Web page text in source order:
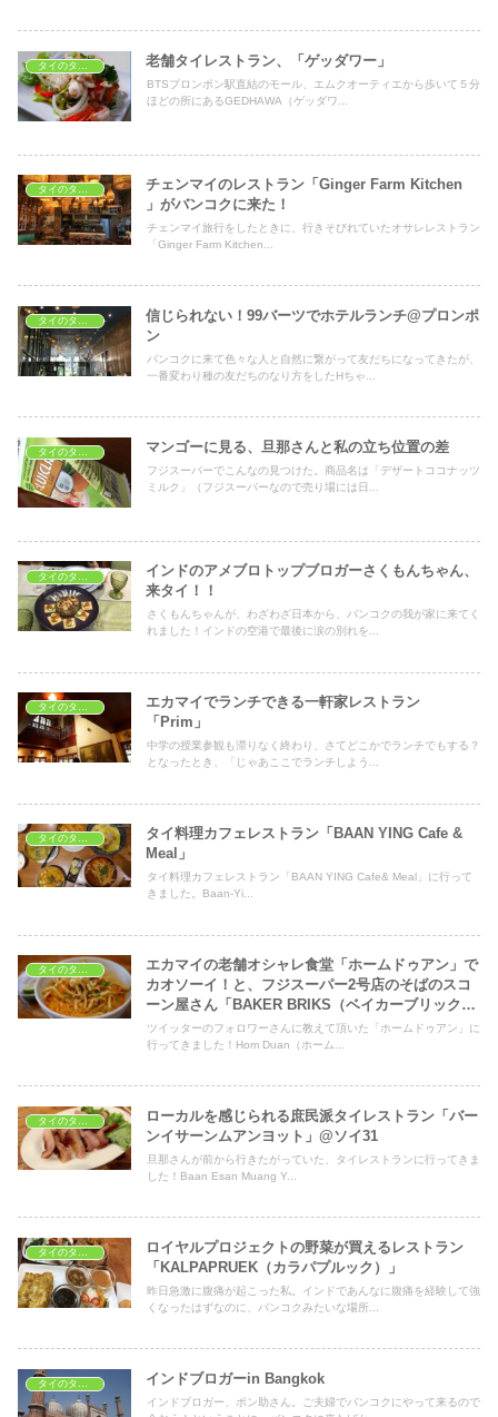
老舗タイレストラン、「ゲッダワー」
BTSプロンポン駅直結のモール、エムクオーティエから歩いて５分
ほどの所にあるGEDHAWA（ゲッダワ...
タイのタイ料理レストラン
チェンマイのレストラン「Ginger Farm Kitchen
」がバンコクに来た！
チェンマイ旅行をしたときに、行きそびれていたオサレレストラン
「Ginger Farm Kitchen...
タイのタイ料理レストラン
信じられない！99バーツでホテルランチ@プロンポ
ン
バンコクに来て色々な人と自然に繋がって友だちになってきたが、
一番変わり種の友だちのなり方をしたHちゃ...
タイのタイ料理レストラン マンゴーに見る、旦那さんと私の立ち位置の差
フジスーパーでこんなの見つけた。商品名は「デザートココナッツ
ミルク」（フジスーパーなので売り場には日...
インドのアメブロトップブロガーさくもんちゃん、
来タイ！！
さくもんちゃんが、わざわざ日本から、バンコクの我が家に来てく
れました！インドの空港で最後に涙の別れを...
タイのタイ料理レストラン
エカマイでランチできる一軒家レストラン
「Prim」
中学の授業参観も滞りなく終わり、さてどこかでランチでもする？
となったとき、「じゃあここでランチしよう...
タイのタイ料理レストラン
タイ料理カフェレストラン「BAAN YING Cafe &
Meal」
タイ料理カフェレストラン「BAAN YING Cafe& Meal」に行って
きました。Baan-Yi...
タイのタイ料理レストラン
エカマイの老舗オシャレ食堂「ホームドゥアン」で
カオソーイ！と、フジスーパー2号店のそばのスコ
ーン屋さん「BAKER BRIKS（ベイカーブリック
ス）」
ツイッターのフォロワーさんに教えて頂いた「ホームドゥアン」に
行ってきました！Hom Duan（ホーム...
タイのタイ料理レストラン
ローカルを感じられる庶民派タイレストラン「バー
ンイサーンムアンヨット」@ソイ31
旦那さんが前から行きたがっていた、タイレストランに行ってきま
した！Baan Esan Muang Y...
タイのタイ料理レストラン
ロイヤルプロジェクトの野菜が買えるレストラン
「KALPAPRUEK（カラパプルック）」
昨日急激に腹痛が起こった私。インドであんなに腹痛を経験して強
くなったはずなのに、バンコクみたいな場所...
タイのタイ料理レストラン インドブロガーin Bangkok
インドブロガー、ポン助さん。ご夫婦でバンコクにやって来るので